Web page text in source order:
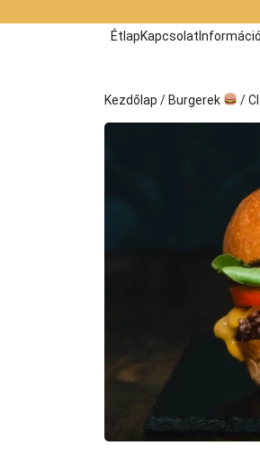
a
ÉtlapKapcsolat
Kezdőlap /Burgerek /